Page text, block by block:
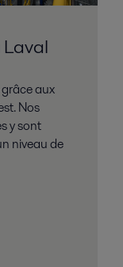
aux
Nos
y sont
niveau de